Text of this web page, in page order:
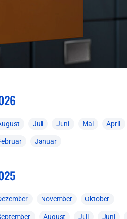
Juli Juni Mai April
Januar
November Oktober
August Juli Juni